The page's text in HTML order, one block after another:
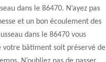
dans le 86470. N’ayez pas
et un bon écoulement des
dans le 86470 vous
bâtiment soit préservé de